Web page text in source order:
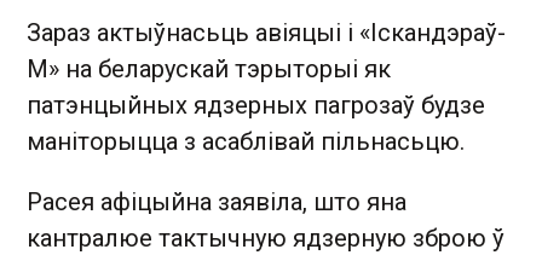
Зараз актыўнасьць авіяцыі і «Іскандэраў-
М» на беларускай тэрыторыі як
патэнцыйных ядзерных пагрозаў будзе
маніторыцца з асаблівай пільнасьцю.
Расея афіцыйна заявіла, што яна
кантралюе тактычную ядзерную зброю ў